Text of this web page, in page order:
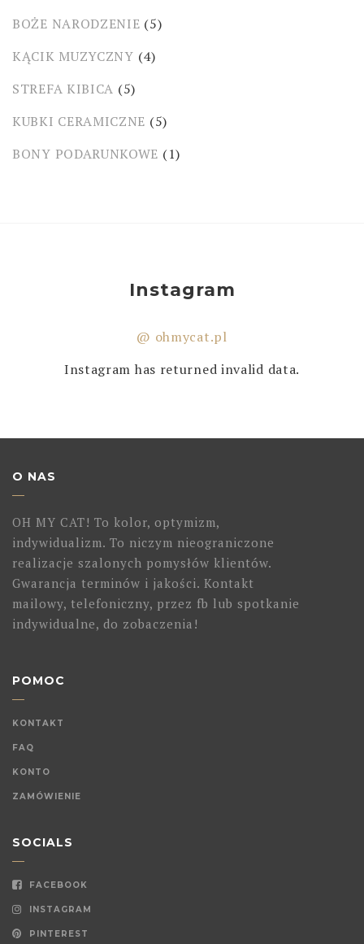
BOŻE NARODZENIE (5)
KĄCIK MUZYCZNY (4)
STREFA KIBICA (5)
KUBKI CERAMICZNE (5)
BONY PODARUNKOWE (1)
Instagram
@ ohmycat.pl
Instagram has returned invalid data.
O NAS
OH MY CAT! To kolor, optymizm,
indywidualizm. To niczym nieograniczone
realizacje szalonych pomysłów klientów.
Gwarancja terminów i jakości. Kontakt
mailowy, telefoniczny, przez fb lub spotkanie
indywidualne, do zobaczenia!
POMOC
KONTAKT
FAQ
KONTO
ZAMÓWIENIE
SOCIALS
FACEBOOK
INSTAGRAM
PINTEREST